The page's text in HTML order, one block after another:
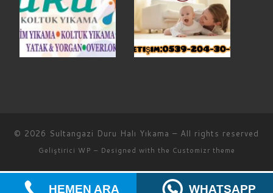
© 2026 Sultangazi Duru Halı Yıkama – All rights reserved
Geliştirici WP – Designed with the Customizr theme
HEMEN ARA WHATSAPP